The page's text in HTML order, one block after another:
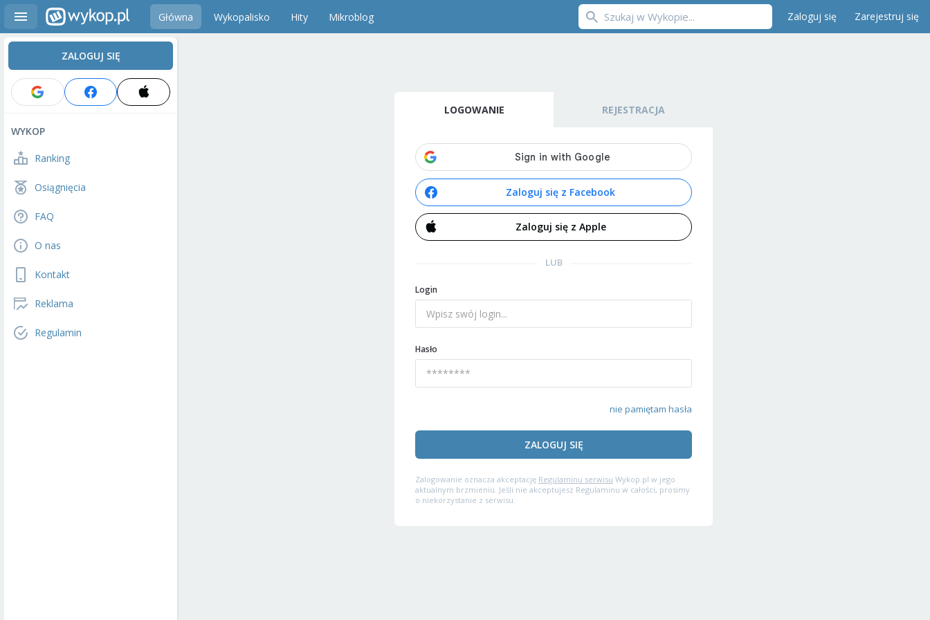
Główna Wykopalisko Hity Mikroblog Zaloguj się Zarejestruj się
ZALOGUJ SIĘ
WYKOP
Ranking
Osiągnięcia
FAQ
O nas
Kontakt
Reklama
Regulamin
LOGOWANIE REJESTRACJA
Zaloguj się z Facebook
Zaloguj się z Apple
LUB
Login
Hasło
nie pamiętam hasła
ZALOGUJ SIĘ
Zalogowanie oznacza akceptację Regulaminu serwisu Wykop.pl w jego
aktualnym brzmieniu. Jeśli nie akceptujesz Regulaminu w całości, prosimy
o niekorzystanie z serwisu.